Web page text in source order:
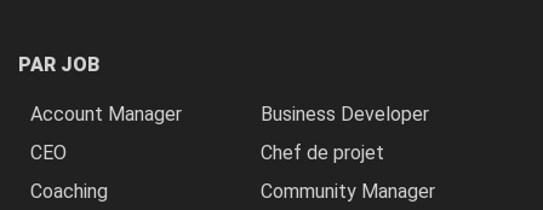
PAR JOB
Account Manager
Business Developer
CEO
Chef de projet
Coaching
Community Manager